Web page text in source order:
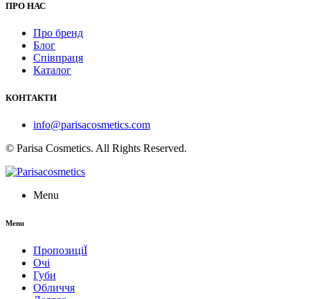
ПРО НАС
Про бренд
Блог
Співпраця
Каталог
КОНТАКТИ
info@parisacosmetics.com
© Parisa Cosmetics. All Rights Reserved.
Menu
Menu
ПропозиціЇ
Очі
Губи
Обличчя